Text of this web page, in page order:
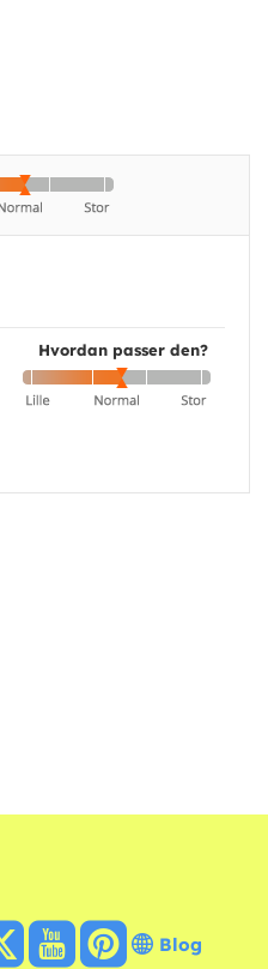
Hvordan passer den?
Blog